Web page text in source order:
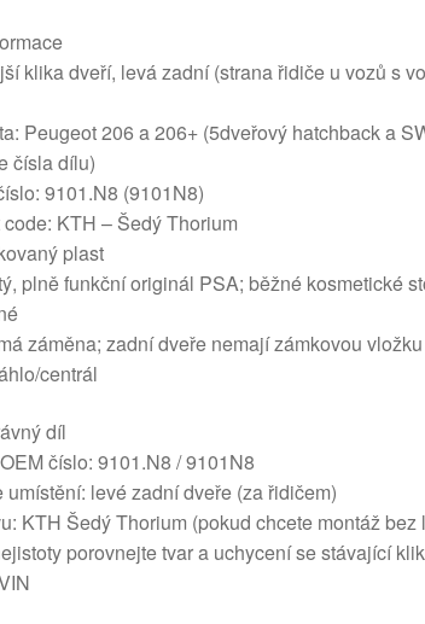
klika dveří, levá zadní (strana řidiče u vozů s
Peugeot 206 a 206+ (5dveřový hatchback a
čísla dílu)
9101.N8 (9101N8)
KTH – Šedý Thorium
plast
plně funkční originál PSA; běžné kosmetické
záměna; zadní dveře nemají zámkovou
centrál
díl
číslo: 9101.N8 / 9101N8
umístění: levé zadní dveře (za řidičem)
KTH Šedý Thorium (pokud chcete montáž bez
porovnejte tvar a uchycení se stávající